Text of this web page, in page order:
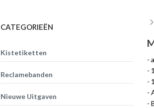
CATEGORIEËN
Kistetiketten
Reclamebanden
Nieuwe Uitgaven